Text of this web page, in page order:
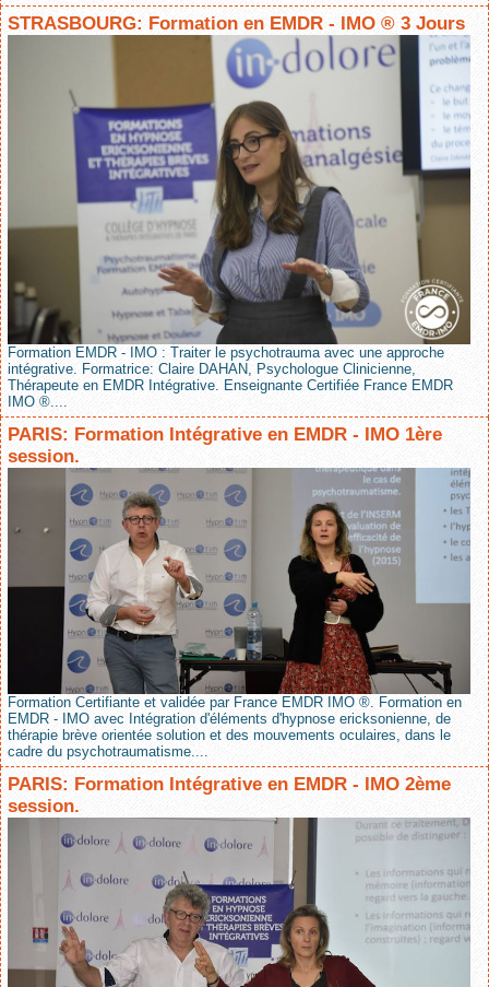
STRASBOURG: Formation en EMDR - IMO ® 3 Jours
Formation EMDR - IMO : Traiter le psychotrauma avec une approche
intégrative. Formatrice: Claire DAHAN, Psychologue Clinicienne,
Thérapeute en EMDR Intégrative. Enseignante Certifiée France EMDR
IMO ®....
PARIS: Formation Intégrative en EMDR - IMO 1ère
session.
Formation Certifiante et validée par France EMDR IMO ®. Formation en
EMDR - IMO avec Intégration d'éléments d'hypnose ericksonienne, de
thérapie brève orientée solution et des mouvements oculaires, dans le
cadre du psychotraumatisme....
PARIS: Formation Intégrative en EMDR - IMO 2ème
session.